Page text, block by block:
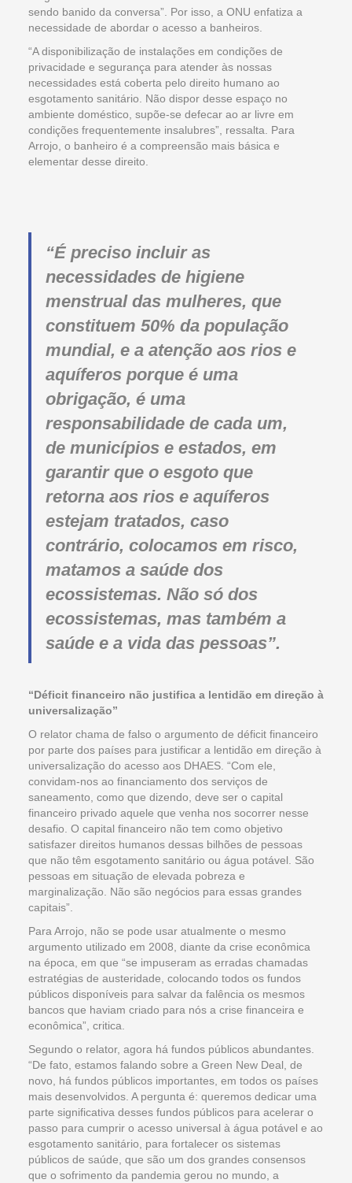
sendo banido da conversa”. Por isso, a ONU enfatiza a
necessidade de abordar o acesso a banheiros.
“A disponibilização de instalações em condições de
privacidade e segurança para atender às nossas
necessidades está coberta pelo direito humano ao
esgotamento sanitário. Não dispor desse espaço no
ambiente doméstico, supõe-se defecar ao ar livre em
condições frequentemente insalubres”, ressalta. Para
Arrojo, o banheiro é a compreensão mais básica e
elementar desse direito.
“É preciso incluir as
necessidades de higiene
menstrual das mulheres, que
constituem 50% da população
mundial, e a atenção aos rios e
aquíferos porque é uma
obrigação, é uma
responsabilidade de cada um,
de municípios e estados, em
garantir que o esgoto que
retorna aos rios e aquíferos
estejam tratados, caso
contrário, colocamos em risco,
matamos a saúde dos
ecossistemas. Não só dos
ecossistemas, mas também a
saúde e a vida das pessoas”.
“Déficit financeiro não justifica a lentidão em direção à
universalização”
O relator chama de falso o argumento de déficit financeiro
por parte dos países para justificar a lentidão em direção à
universalização do acesso aos DHAES. “Com ele,
convidam-nos ao financiamento dos serviços de
saneamento, como que dizendo, deve ser o capital
financeiro privado aquele que venha nos socorrer nesse
desafio. O capital financeiro não tem como objetivo
satisfazer direitos humanos dessas bilhões de pessoas
que não têm esgotamento sanitário ou água potável. São
pessoas em situação de elevada pobreza e
marginalização. Não são negócios para essas grandes
capitais”.
Para Arrojo, não se pode usar atualmente o mesmo
argumento utilizado em 2008, diante da crise econômica
na época, em que “se impuseram as erradas chamadas
estratégias de austeridade, colocando todos os fundos
públicos disponíveis para salvar da falência os mesmos
bancos que haviam criado para nós a crise financeira e
econômica”, critica.
Segundo o relator, agora há fundos públicos abundantes.
“De fato, estamos falando sobre a Green New Deal, de
novo, há fundos públicos importantes, em todos os países
mais desenvolvidos. A pergunta é: queremos dedicar uma
parte significativa desses fundos públicos para acelerar o
passo para cumprir o acesso universal à água potável e ao
esgotamento sanitário, para fortalecer os sistemas
públicos de saúde, que são um dos grandes consensos
que o sofrimento da pandemia gerou no mundo, a